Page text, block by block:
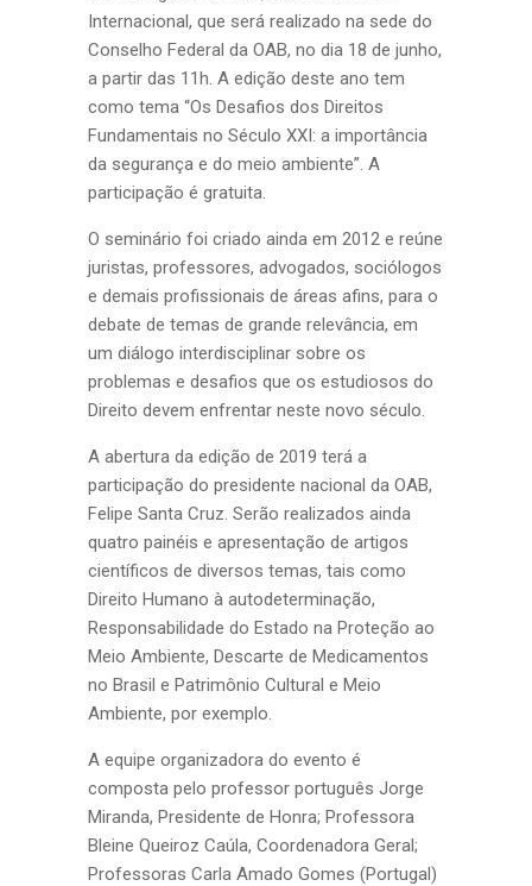
Internacional, que será realizado na sede do
Conselho Federal da OAB, no dia 18 de junho,
a partir das 11h. A edição deste ano tem
como tema “Os Desafios dos Direitos
Fundamentais no Século XXI: a importância
da segurança e do meio ambiente”. A
participação é gratuita.
O seminário foi criado ainda em 2012 e reúne
juristas, professores, advogados, sociólogos
e demais profissionais de áreas afins, para o
debate de temas de grande relevância, em
um diálogo interdisciplinar sobre os
problemas e desafios que os estudiosos do
Direito devem enfrentar neste novo século.
A abertura da edição de 2019 terá a
participação do presidente nacional da OAB,
Felipe Santa Cruz. Serão realizados ainda
quatro painéis e apresentação de artigos
científicos de diversos temas, tais como
Direito Humano à autodeterminação,
Responsabilidade do Estado na Proteção ao
Meio Ambiente, Descarte de Medicamentos
no Brasil e Patrimônio Cultural e Meio
Ambiente, por exemplo.
A equipe organizadora do evento é
composta pelo professor português Jorge
Miranda, Presidente de Honra; Professora
Bleine Queiroz Caúla, Coordenadora Geral;
Professoras Carla Amado Gomes (Portugal)